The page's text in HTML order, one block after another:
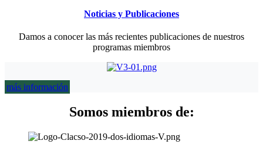
Noticias y Publicaciones
Damos a conocer las más recientes publicaciones de nuestros
programas miembros
más información
Somos miembros de: